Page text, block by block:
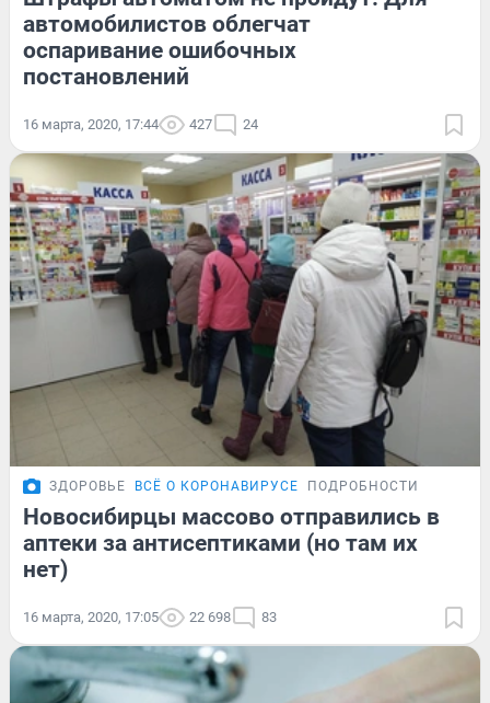
автомобилистов облегчат
оспаривание ошибочных
постановлений
16 марта, 2020, 17:44 427 24
ЗДОРОВЬЕ ВСЁ О КОРОНАВИРУСЕ ПОДРОБНОСТИ
Новосибирцы массово отправились в
аптеки за антисептиками (но там их
нет)
16 марта, 2020, 17:05 22 698 83